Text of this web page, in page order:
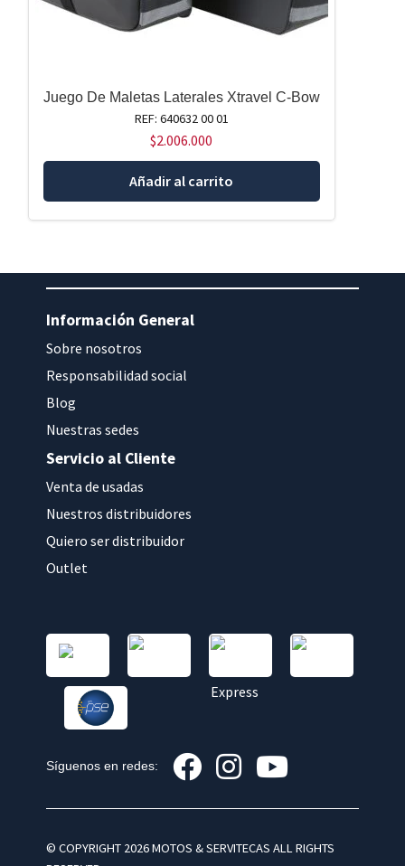
Juego De Maletas Laterales Xtravel C-Bow
REF: 640632 00 01
$2.006.000
Añadir al carrito
Información General
Sobre nosotros
Responsabilidad social
Blog
Nuestras sedes
Servicio al Cliente
Venta de usadas
Nuestros distribuidores
Quiero ser distribuidor
Outlet
Síguenos en redes:
© COPYRIGHT 2026 MOTOS & SERVITECAS ALL RIGHTS